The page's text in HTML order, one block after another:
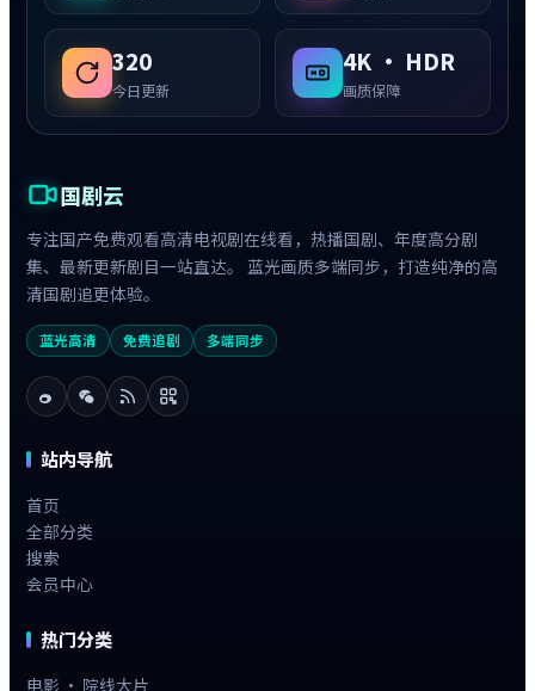
320
今日更新
4K · HDR
画质保障
国剧云
专注国产免费观看高清电视剧在线看，热播国剧、年度高分剧
集、最新更新剧目一站直达。 蓝光画质多端同步，打造纯净的高
清国剧追更体验。
蓝光高清 免费追剧 多端同步
站内导航
首页
全部分类
搜索
会员中心
热门分类
电影 · 院线大片